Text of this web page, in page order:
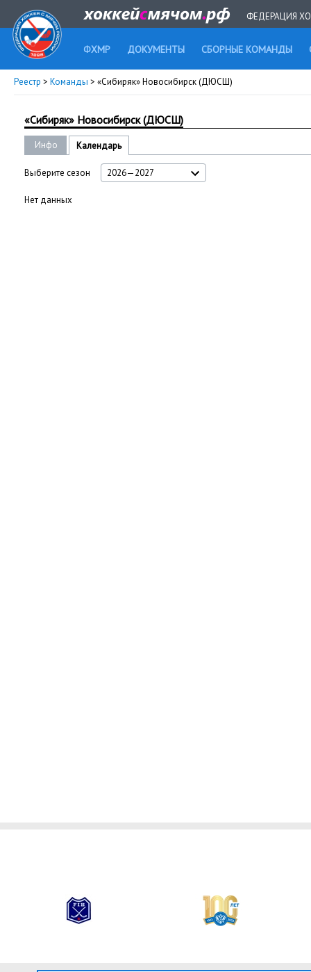
ФЕДЕРАЦИЯ
ФХМР ДОКУМЕНТЫ СБОРНЫЕ КОМАНДЫ
Реестр > Команды > «Сибиряк» Новосибирск (ДЮСШ)
«Сибиряк» Новосибирск (ДЮСШ)
Инфо Календарь
Выберите сезон 2026—2027
Нет данных